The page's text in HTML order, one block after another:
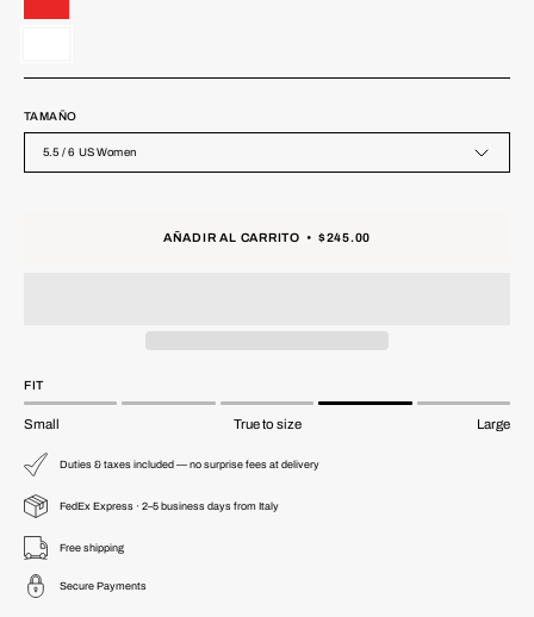
TAMAÑO
5.5 / 6 US Women
AÑADIR AL CARRITO $245.00
FIT
Small True to size Large
Duties & taxes included — no surprise fees at delivery
FedEx Express · 2–5 business days from Italy
Free shipping
Secure Payments